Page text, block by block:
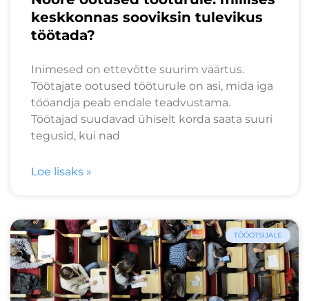
keskkonnas sooviksin tulevikus
töötada?
Inimesed on ettevõtte suurim väärtus.
Töötajate ootused tööturule on asi, mida iga
tööandja peab endale teadvustama.
Töötajad suudavad ühiselt korda saata suuri
tegusid, kui nad
Loe lisaks »
TÖÖOTSIJALE